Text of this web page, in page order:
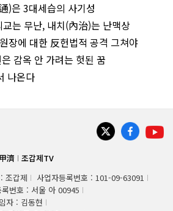
)은 3대세습의 사기성
는 무난, 내치(內治)는 난맥상
장에 대한 反헌법적 공격 그쳐야
감옥 안 가려는 헛된 꿈
나온다
濟
조갑제TV
조갑제
사업자등록번호 : 101-09-63091
록번호 : 서울 아 00945
자 : 김동현